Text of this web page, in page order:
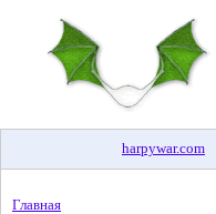
harpywar.com
Главная